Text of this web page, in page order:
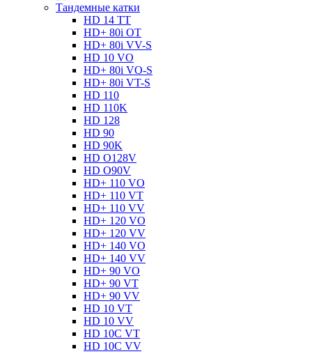
Тандемные катки
HD 14 TT
HD+ 80i OT
HD+ 80i VV-S
HD 10 VO
HD+ 80i VO-S
HD+ 80i VT-S
HD 110
HD 110K
HD 128
HD 90
HD 90K
HD O128V
HD O90V
HD+ 110 VO
HD+ 110 VT
HD+ 110 VV
HD+ 120 VO
HD+ 120 VV
HD+ 140 VO
HD+ 140 VV
HD+ 90 VO
HD+ 90 VT
HD+ 90 VV
HD 10 VT
HD 10 VV
HD 10C VT
HD 10C VV